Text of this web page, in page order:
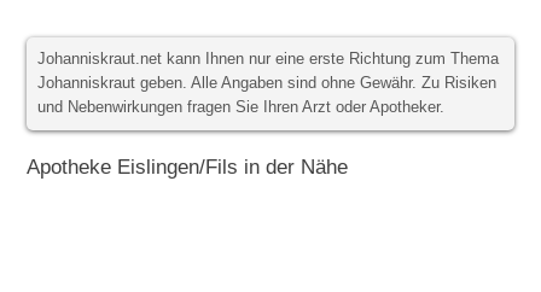
Johanniskraut.net kann Ihnen nur eine erste Richtung zum Thema
Johanniskraut geben. Alle Angaben sind ohne Gewähr. Zu Risiken
und Nebenwirkungen fragen Sie Ihren Arzt oder Apotheker.
Apotheke Eislingen/Fils in der Nähe